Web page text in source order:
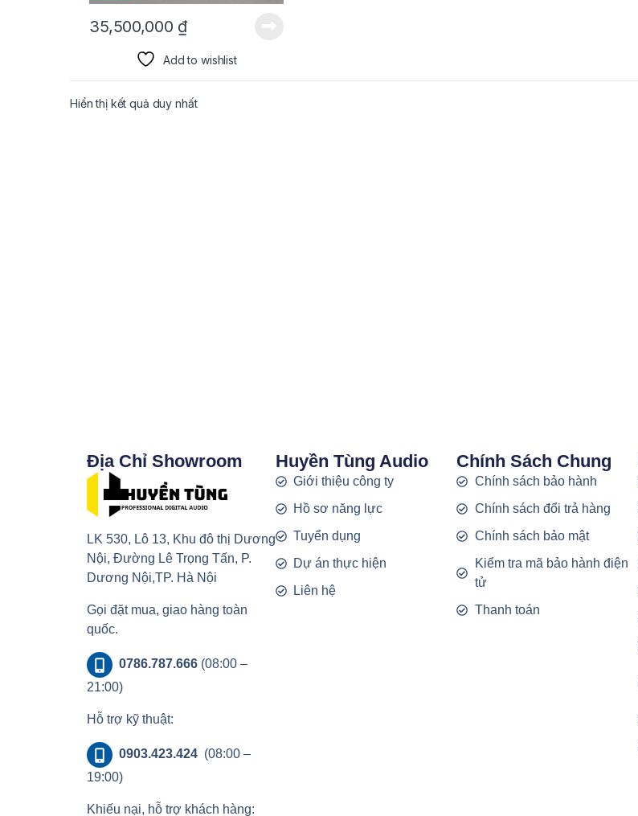
35,500,000 ₫
Add to wishlist
Hiển thị kết quả duy nhất
Địa Chỉ Showroom
LK 530, Lô 13, Khu đô thị Dương
Nội, Đường Lê Trọng Tấn, P.
Dương Nội,TP. Hà Nội
Gọi đặt mua, giao hàng toàn
quốc.
0786.787.666(08:00 –
21:00)
Hỗ trợ kỹ thuật:
0903.423.424 (08:00 –
19:00)
Khiếu nại, hỗ trợ khách hàng:
Huyền Tùng Audio
Giới thiệu công ty
Hồ sơ năng lực
Tuyển dụng
Dự án thực hiện
Liên hệ
Chính Sách Chung
Chính sách bảo hành
Chính sách đổi trả hàng
Chính sách bảo mật
Kiểm tra mã bảo hành điện
tử
Thanh toán